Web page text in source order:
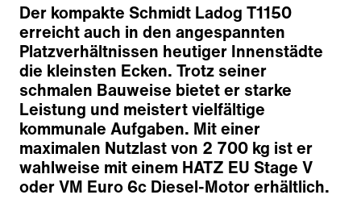
Der kompakte Schmidt Ladog T1150
erreicht auch in den angespannten
Platzverhältnissen heutiger Innenstädte
die kleinsten Ecken. Trotz seiner
schmalen Bauweise bietet er starke
Leistung und meistert vielfältige
kommunale Aufgaben. Mit einer
maximalen Nutzlast von 2 700 kg ist er
wahlweise mit einem HATZ EU Stage V
oder VM Euro 6c Diesel-Motor erhältlich.
Antriebssystem
Arbeitshydraulik
Rahmen